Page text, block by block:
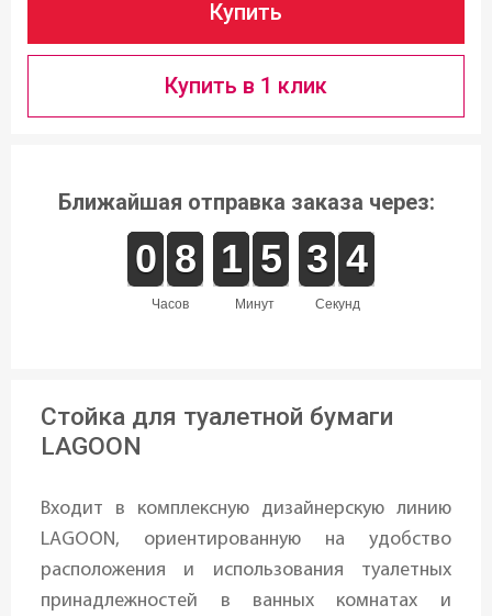
Купить
Купить в 1 клик
Ближайшая отправка заказа через:
часов
9
9
0
0 7
7
8
8
минут
1
1
1
1 4
4
5
5
секунд
2
2
3
3 4
4
3
Стойка для туалетной бумаги
LAGOON
Входит в комплексную дизайнерскую линию
LAGOON, ориентированную на удобство
расположения и использования туалетных
принадлежностей в ванных комнатах и